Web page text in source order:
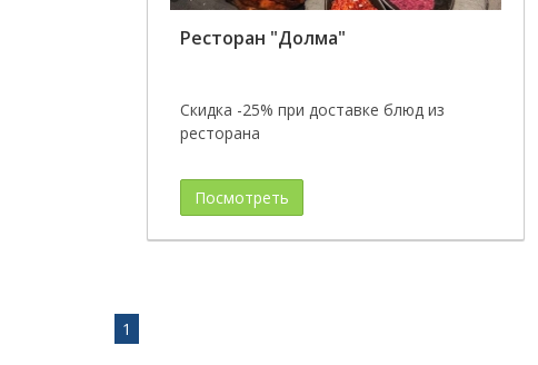
Ресторан "Долма"
Скидка -25% при доставке блюд из
ресторана
Посмотреть
1